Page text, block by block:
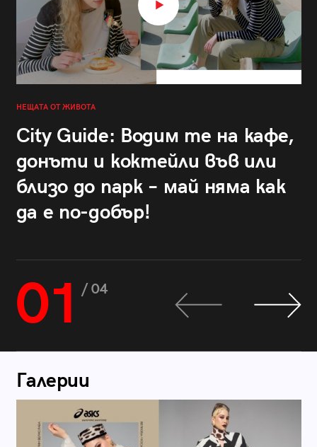
НЕЩАТА ОТ ЖИВОТА
City Guide: Водим те на кафе,
донъти и коктейли във или
близо до парк – май няма как
да е по-добър!
01 / 04
Галерии